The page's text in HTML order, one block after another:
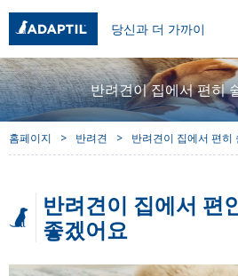
당신과 더 가까이
반려견이 집에서 편히
홈페이지 반려견 반려견이 집에서 편히
반려견이 집에서 편
좋겠어요